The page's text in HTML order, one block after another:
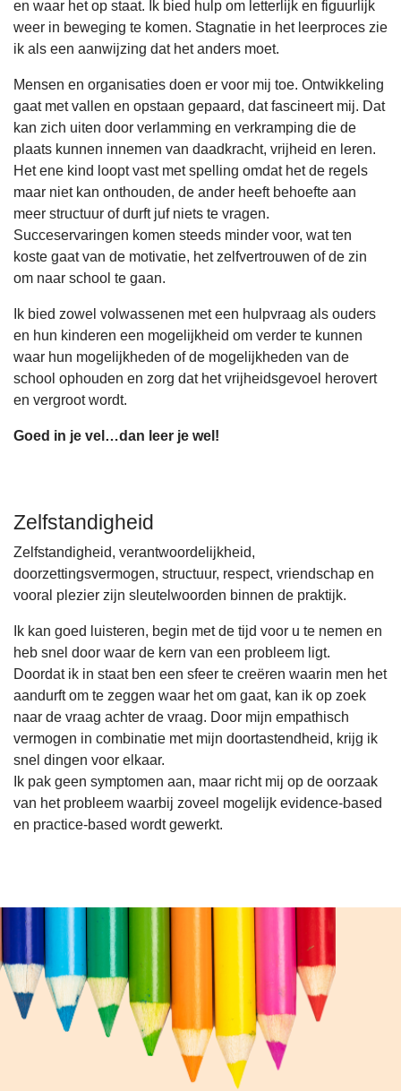
Zelfstandigheid
Zelfstandigheid, verantwoordelijkheid,
doorzettingsvermogen, structuur, respect, vriendschap en
vooral plezier zijn sleutelwoorden binnen de praktijk.
Ik kan goed luisteren, begin met de tijd voor u te nemen en
heb snel door waar de kern van een probleem ligt.
Doordat ik in staat ben een sfeer te creëren waarin men het
aandurft om te zeggen waar het om gaat, kan ik op zoek
naar de vraag achter de vraag. Door mijn empathisch
vermogen in combinatie met mijn doortastendheid, krijg ik
snel dingen voor elkaar.
Ik pak geen symptomen aan, maar richt mij op de oorzaak
van het probleem waarbij zoveel mogelijk evidence-based
en practice-based wordt gewerkt.
en waar het op staat. Ik bied hulp om letterlijk en figuurlijk
weer in beweging te komen. Stagnatie in het leerproces zie
ik als een aanwijzing dat het anders moet.
Mensen en organisaties doen er voor mij toe. Ontwikkeling
gaat met vallen en opstaan gepaard, dat fascineert mij. Dat
kan zich uiten door verlamming en verkramping die de
plaats kunnen innemen van daadkracht, vrijheid en leren.
Het ene kind loopt vast met spelling omdat het de regels
maar niet kan onthouden, de ander heeft behoefte aan
meer structuur of durft juf niets te vragen.
Succeservaringen komen steeds minder voor, wat ten
koste gaat van de motivatie, het zelfvertrouwen of de zin
om naar school te gaan.
Ik bied zowel volwassenen met een hulpvraag als ouders
en hun kinderen een mogelijkheid om verder te kunnen
waar hun mogelijkheden of de mogelijkheden van de
school ophouden en zorg dat het vrijheidsgevoel herovert
en vergroot wordt.
Goed in je vel…dan leer je wel!